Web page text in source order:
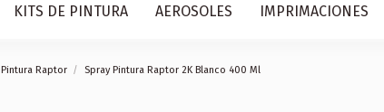
KITS DE PINTURA AEROSOLES IMPRIMACIONES
Pintura Raptor Spray Pintura Raptor 2K Blanco 400 Ml